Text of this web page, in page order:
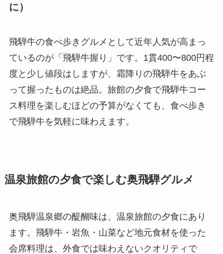
に）
飛騨牛の食べ歩きグルメとして近年人気が高まっ
ているのが「飛騨牛握り」です。1貫400〜800円程
度と少し値段はしますが、霜降りの飛騨牛をあぶ
って握ったものは絶品。旅館の夕食で飛騨牛コー
ス料理を楽しむほどの予算がなくても、食べ歩き
で飛騨牛を気軽に味わえます。
温泉旅館の夕食で楽しむ奥飛騨グルメ
奥飛騨温泉郷の醍醐味は、温泉旅館の夕食にあり
ます。飛騨牛・岩魚・山菜など地元食材を使った
会席料理は、外食では味わえないクオリティで